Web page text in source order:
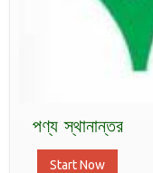
পণ্য স্থানান্তর
Start Now